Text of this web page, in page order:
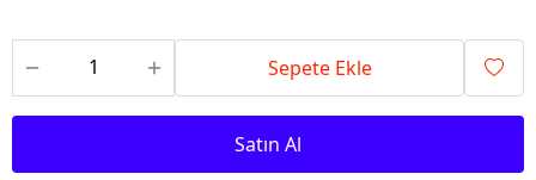
Sepete Ekle
Satın Al